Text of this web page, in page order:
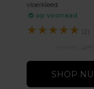
vloerkleed
op voorraad
★★★★★ (2)
SHOP NU